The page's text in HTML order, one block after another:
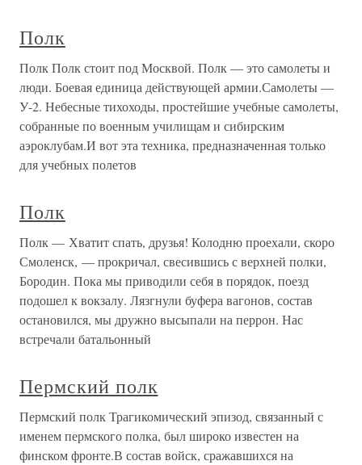
Полк
Полк Полк стоит под Москвой. Полк — это самолеты и
люди. Боевая единица действующей армии.Самолеты —
У-2. Небесные тихоходы, простейшие учебные самолеты,
собранные по военным училищам и сибирским
аэроклубам.И вот эта техника, предназначенная только
для учебных полетов
Полк
Полк — Хватит спать, друзья! Колодню проехали, скоро
Смоленск, — прокричал, свесившись с верхней полки,
Бородин. Пока мы приводили себя в порядок, поезд
подошел к вокзалу. Лязгнули буфера вагонов, состав
остановился, мы дружно высыпали на перрон. Нас
встречали батальонный
Пермский полк
Пермский полк Трагикомический эпизод, связанный с
именем пермского полка, был широко известен на
финском фронте.В состав войск, сражавшихся на